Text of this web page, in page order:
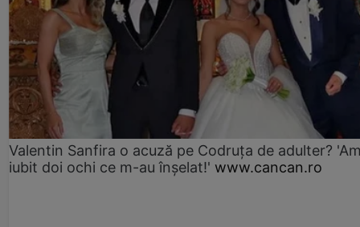
Valentin Sanfira o acuză pe Codruța de adulter?
iubit doi ochi ce m-au înșelat!' www.cancan.ro